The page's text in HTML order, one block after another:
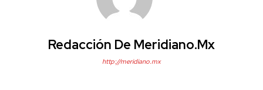
Redacción De Meridiano.mx
http://meridiano.mx